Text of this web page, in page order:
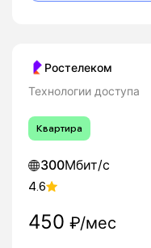
Ростелеком
Технологии доступа
Квартира
300Мбит/с
4.6
450 ₽/мес